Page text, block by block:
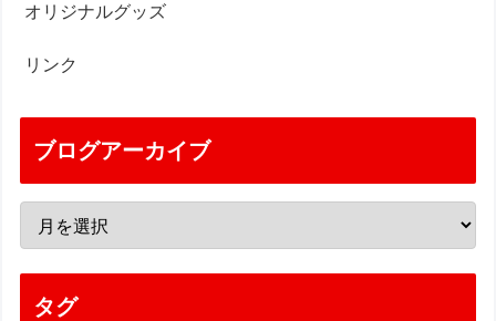
オリジナルグッズ
リンク
ブログアーカイブ
タグ